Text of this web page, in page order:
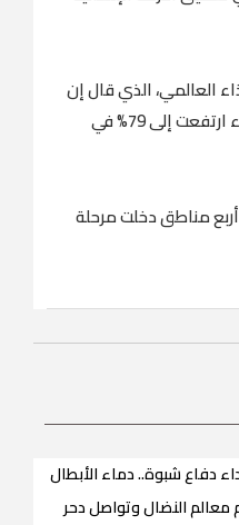
العالمي، الذي قال إن
نسبة الحرمان الشديد من الغذاء ارتفعت إلى 79% في
مناطق دخلت مرحلة
دفاع شبوة.. دماء الأبطال
معالم النضال وتواصل دحر